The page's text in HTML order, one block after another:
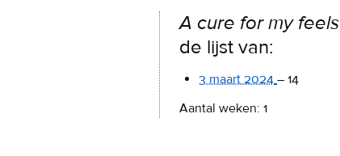
A cure for my feels
de lijst van:
3 maart 2024 – 14
Aantal weken: 1